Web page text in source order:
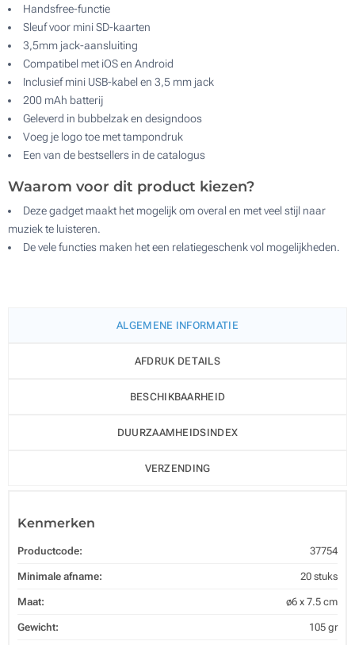
Handsfree-functie
Sleuf voor mini SD-kaarten
3,5mm jack-aansluiting
Compatibel met iOS en Android
Inclusief mini USB-kabel en 3,5 mm jack
200 mAh batterij
Geleverd in bubbelzak en designdoos
Voeg je logo toe met tampondruk
Een van de bestsellers in de catalogus
Waarom voor dit product kiezen?
Deze gadget maakt het mogelijk om overal en met veel stijl naar
muziek te luisteren.
De vele functies maken het een relatiegeschenk vol mogelijkheden.
ALGEMENE INFORMATIE
AFDRUK DETAILS
BESCHIKBAARHEID
DUURZAAMHEIDSINDEX
VERZENDING
Kenmerken
Productcode: 37754
Minimale afname: 20 stuks
Maat: ø6 x 7.5 cm
Gewicht: 105 gr